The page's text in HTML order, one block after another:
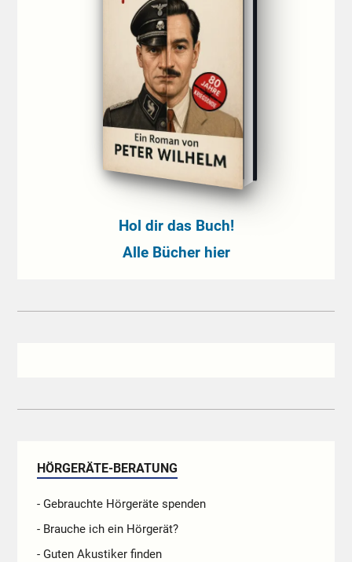
Hol dir das Buch!
Alle Bücher hier
HÖRGERÄTE-BERATUNG
- Gebrauchte Hörgeräte spenden
- Brauche ich ein Hörgerät?
- Guten Akustiker finden